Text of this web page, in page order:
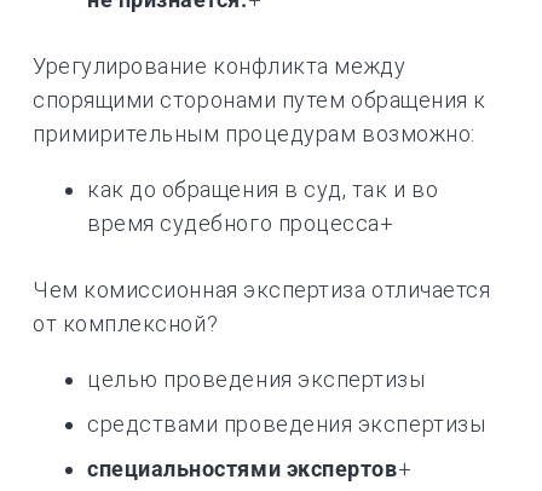
Урегулирование конфликта между
спорящими сторонами путем обращения к
примирительным процедурам возможно:
как до обращения в суд, так и во
время судебного процесса+
Чем комиссионная экспертиза отличается
от комплексной?
целью проведения экспертизы
средствами проведения экспертизы
специальностями экспертов+